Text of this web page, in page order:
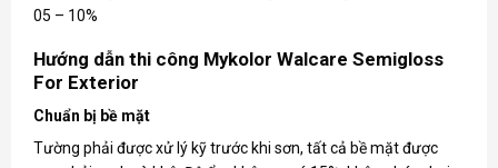
05 – 10%
Hướng dẫn thi công Mykolor Walcare Semigloss
For Exterior
Chuẩn bị bề mặt
Tường phải được xử lý kỹ trước khi sơn, tất cả bề mặt được